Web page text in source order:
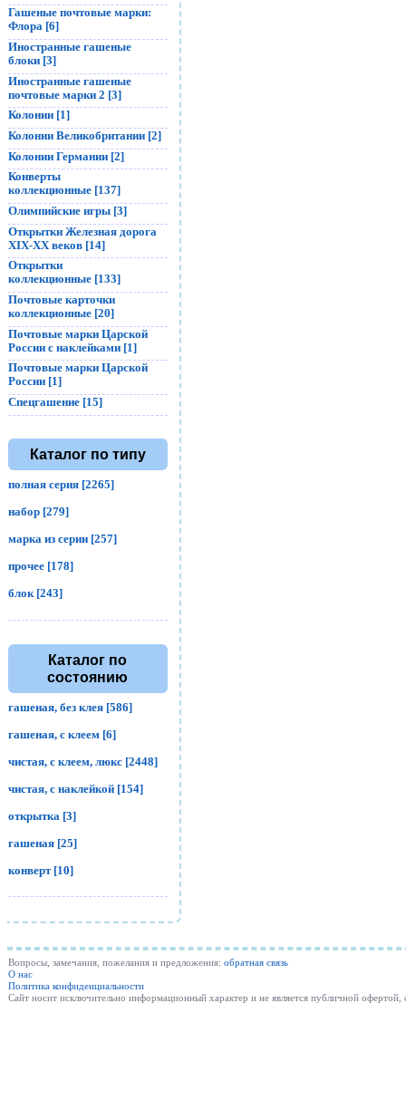
Гашеные почтовые марки:
Флора [6]
Иностранные гашеные
блоки [3]
Иностранные гашеные
почтовые марки 2 [3]
Колонии [1]
Колонии Великобритании [2]
Колонии Германии [2]
Конверты
коллекционные [137]
Олимпийские игры [3]
Открытки Железная дорога
XIX-XX веков [14]
Открытки
коллекционные [133]
Почтовые карточки
коллекционные [20]
Почтовые марки Царской
России с наклейками [1]
Почтовые марки Царской
России [1]
Спецгашение [15]
Каталог по типу
полная серия [2265]
набор [279]
марка из серии [257]
прочее [178]
блок [243]
Каталог по
состоянию
гашеная, без клея [586]
гашеная, с клеем [6]
чистая, с клеем, люкс [2448]
чистая, с наклейкой [154]
открытка [3]
гашеная [25]
конверт [10]
Вопросы, замечания, пожелания и предложения: обратная связь
О нас
Политика конфиденциальности
Cайт носит исключительно информационный характер и не является публичной